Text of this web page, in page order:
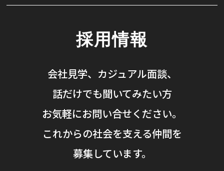
採用情報
会社見学、カジュアル面談、
話だけでも聞いてみたい方
お気軽にお問い合せください。
これからの社会を支える仲間を
募集しています。